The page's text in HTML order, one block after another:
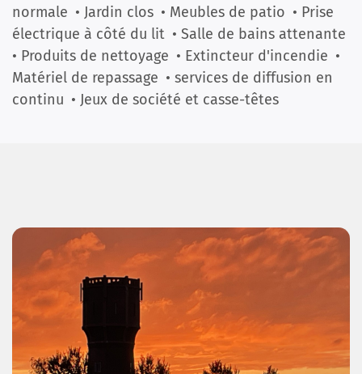
normale • Jardin clos • Meubles de patio • Prise
électrique à côté du lit • Salle de bains attenante
• Produits de nettoyage • Extincteur d'incendie •
Matériel de repassage • services de diffusion en
continu • Jeux de société et casse-têtes